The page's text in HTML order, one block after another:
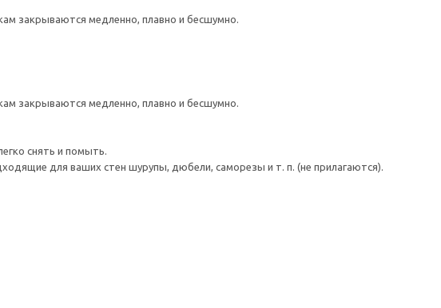
закрываются медленно, плавно и бесшумно.
закрываются медленно, плавно и бесшумно.
снять и помыть.
для ваших стен шурупы, дюбели, саморезы и т. п. (не прилагаются).